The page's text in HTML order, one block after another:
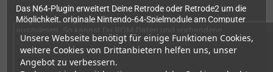
Unsere Webseite benötigt für einige Funktionen Cookies,
weitere Cookies von Drittanbietern helfen uns, unser
Angebot zu verbessern.
Das N64-Plugin erweitert Deine Retrode oder Retrode2 um die
Möglichkeit, originale Nintendo-64-Spielmodule am Computer
Spielstände sichern, ohne Deine Module im täglichen Einsatz
unnötig zu belasten.